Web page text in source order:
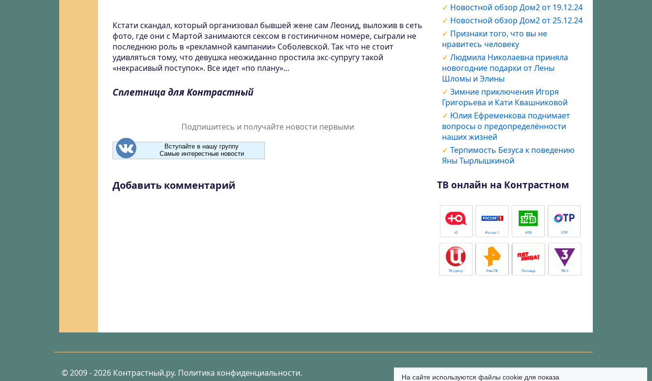
Кстати скандал, который организовал бывшей жене сам Леонид, выложив в сеть
фото, где они с Мартой занимаются сексом в гостиничном номере, сыграли не
последнюю роль в «рекламной кампании» Соболевской. Так что не стоит
удивляться тому, что девушка неожиданно простила экс-супругу такой
«некрасивый поступок». Все идет «по плану»…
Сплетница для Контрастный
Подпишитесь и получайте новости первыми
Вступайте в нашу группу
Самые интерестные новости
Добавить комментарий
Новостной обзор Дом2 от 19.12.24
Новостной обзор Дом2 от 25.12.24
Признаки того, что вы не
нравитесь человеку
Людмила Николаевна приняла
новогодние подарки от Лены
Шломы и Элины
Зимние приключения Игоря
Григорьева и Кати Квашниковой
Юлия Ефременкова поднимает
вопросы о предопределённости
наших жизней
Терпимость Безуса к поведению
Яны Тырлышкиной
ТВ онлайн на Контрастном
© 2009 - 2026 Контрастный.ру. Политика конфиденциальности. На сайте используются файлы cookie для показа